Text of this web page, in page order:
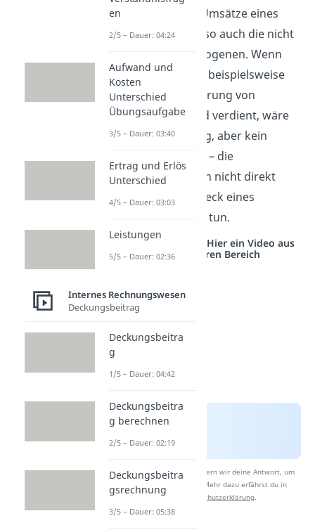
erwirtschafteten Umsätze eines
Unternehmens, also auch die nicht
betriebszweckbezogenen. Wenn
das Unternehmen beispielsweise
durch die Veräußerung von
Wertpapieren Geld verdient, wäre
das zwar ein Ertrag, aber kein
Umsatz bzw. Erlös – die
Wertpapiere haben nicht direkt
etwas mit dem Zweck eines
Autoherstellers zu tun.
Studyflix vernetzt: Hier ein Video aus
einem anderen Bereich
Nach Beantwortung speichern wir deine Antwort, um
Studyflix zu verbessern. Mehr dazu erfährst du in
unserer
Datenschutzerklärung.
en
2/5 – Dauer: 04:24
Aufwand und
Kosten
Unterschied
Übungsaufgabe
3/5 – Dauer: 03:40
Ertrag und Erlös
Unterschied
4/5 – Dauer: 03:03
Leistungen
5/5 – Dauer: 02:36
Internes Rechnungswesen
Deckungsbeitrag
Deckungsbeitra
g
1/5 – Dauer: 04:42
Deckungsbeitra
g berechnen
2/5 – Dauer: 02:19
Deckungsbeitra
gsrechnung
3/5 – Dauer: 05:38